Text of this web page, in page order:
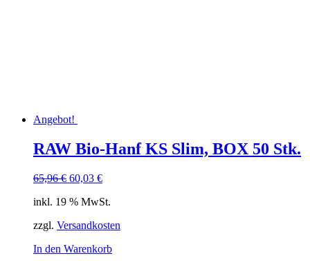
Angebot!
RAW Bio-Hanf KS Slim, BOX 50 Stk.
65,96€ Ursprünglicher
war:
60,03 €Aktueller
ist:
inkl. 19 % MwSt.
zzgl. Versandkosten
In den Warenkorb